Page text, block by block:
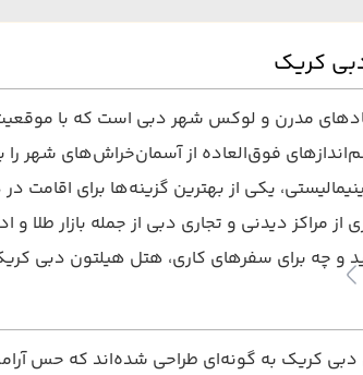
کریک
یکی از بهترین گزینه‌ها برای اقامت
و چه برای سفرهای کاری، هتل هیلتون دبی
کریک به گونه‌ای طراحی شده‌اند که حس